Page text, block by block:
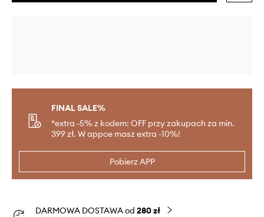
FINAL SALE%
*extra -5% z kodem: OFF przy zakupach za min.
399 zł. W appce masz extra -10%!
Pobierz APP
DARMOWA DOSTAWA od 280 zł